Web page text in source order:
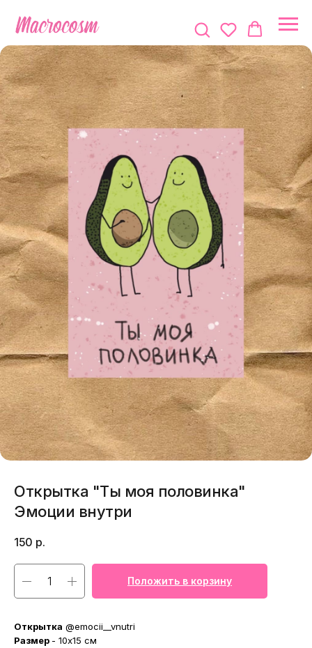
Открытка "Ты моя половинка"
Эмоции внутри
150 р.
Положить в корзину
Открытка @emocii__vnutri
Размер - 10x15 см